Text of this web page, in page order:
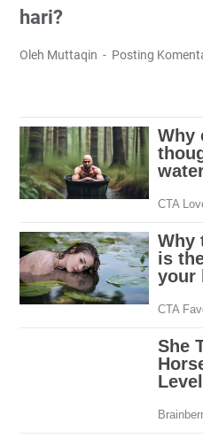
hari?
Oleh Muttaqin Posting